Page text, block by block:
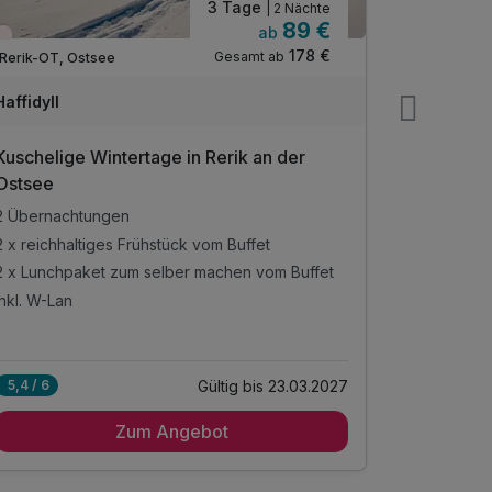
Wieder frei ab November
Rerik-OT, Ostsee
3 Tage | 2 Nächte
ab 89 €
Gesamt ab 178 €
Wintertage in Rerik an der
Übernachtungen
x reichhaltiges Frühstück vom Buffet
x Lunchpaket zum selber machen vom Buffet
W-Lan
5,4 / 6 Gültig bis 23.03.2027
Zum Angebot
R&R